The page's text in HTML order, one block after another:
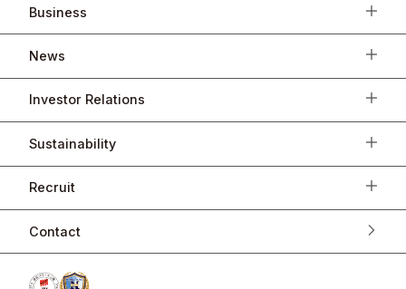
Business
News
Investor Relations
Sustainability
Recruit
Contact